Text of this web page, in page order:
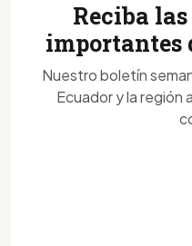
Reciba
importantes
Nuestro boletín
Ecuador y la región